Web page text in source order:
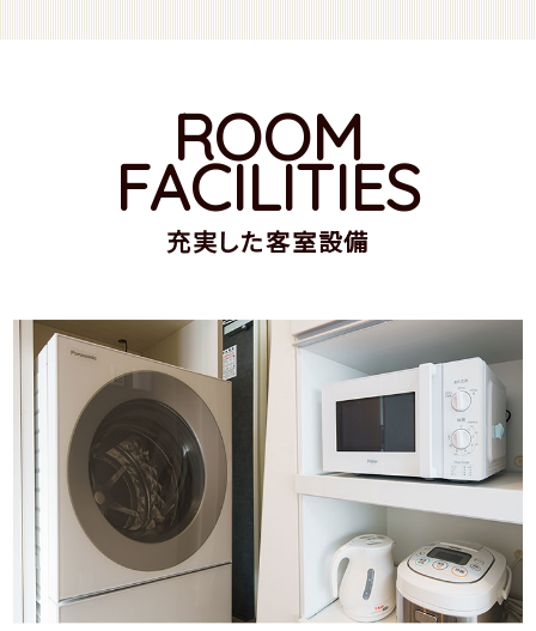
ROOM
FACILITIES
充実した客室設備